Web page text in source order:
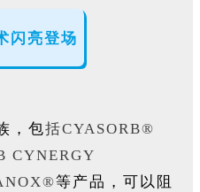
闪亮登场
，包括CYASORB®
CYNERGY
等产品，可以阻